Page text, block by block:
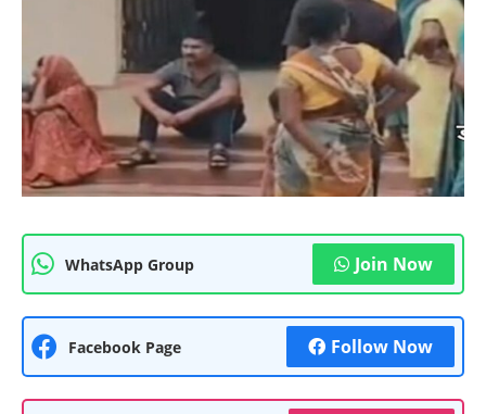
WhatsApp Group Join Now
Facebook Page Follow Now